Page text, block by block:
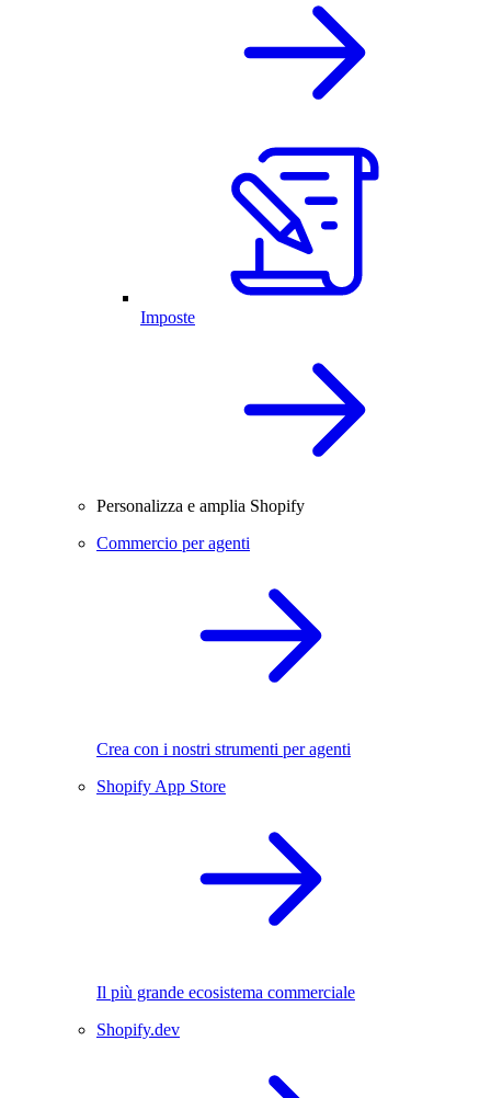
Imposte
Personalizza e amplia Shopify
Commercio per agenti
Crea con i nostri strumenti per agenti
Shopify App Store
Il più grande ecosistema commerciale
Shopify.dev